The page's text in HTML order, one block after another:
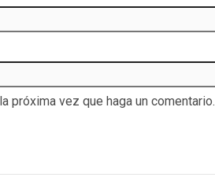
próxima vez que haga un comentario.